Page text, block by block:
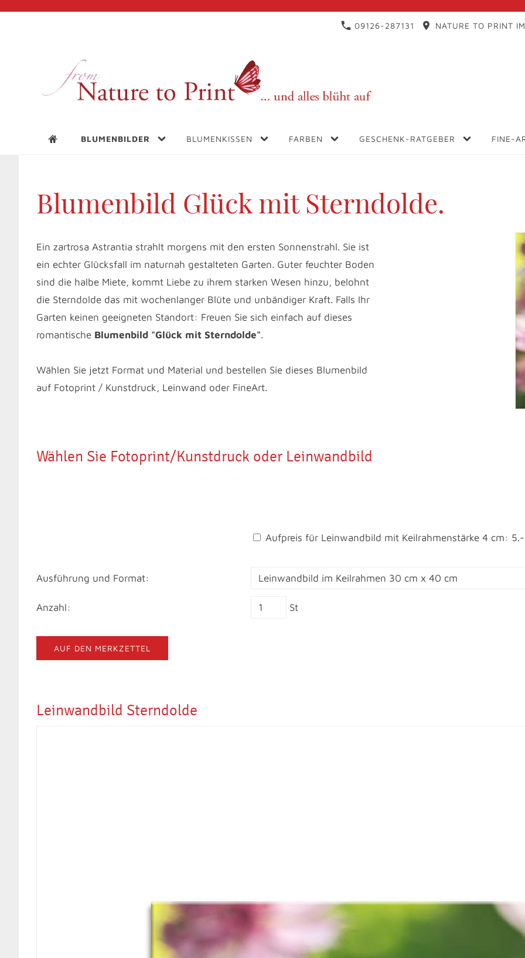
09126-287131 NATURE TO PRINT
BLUMENBILDER BLUMENKISSEN FARBEN GESCHENK-RATGEBER FINE-
Blumenbild Glück mit Sterndolde.
Ein zartrosa Astrantia strahlt morgens mit den ersten Sonnenstrahl. Sie ist
ein echter Glücksfall im naturnah gestalteten Garten. Guter feuchter Boden
sind die halbe Miete, kommt Liebe zu ihrem starken Wesen hinzu, belohnt
die Sterndolde das mit wochenlanger Blüte und unbändiger Kraft. Falls Ihr
Garten keinen geeigneten Standort: Freuen Sie sich einfach auf dieses
romantische Blumenbild "Glück mit Sterndolde".
Wählen Sie jetzt Format und Material und bestellen Sie dieses Blumenbild
auf Fotoprint / Kunstdruck, Leinwand oder FineArt.
Wählen Sie Fotoprint/Kunstdruck oder Leinwandbild
Aufpreis für Leinwandbild mit Keilrahmenstärke 4 cm:
Ausführung und Format:
Anzahl: St
AUF DEN MERKZETTEL
Leinwandbild Sterndolde